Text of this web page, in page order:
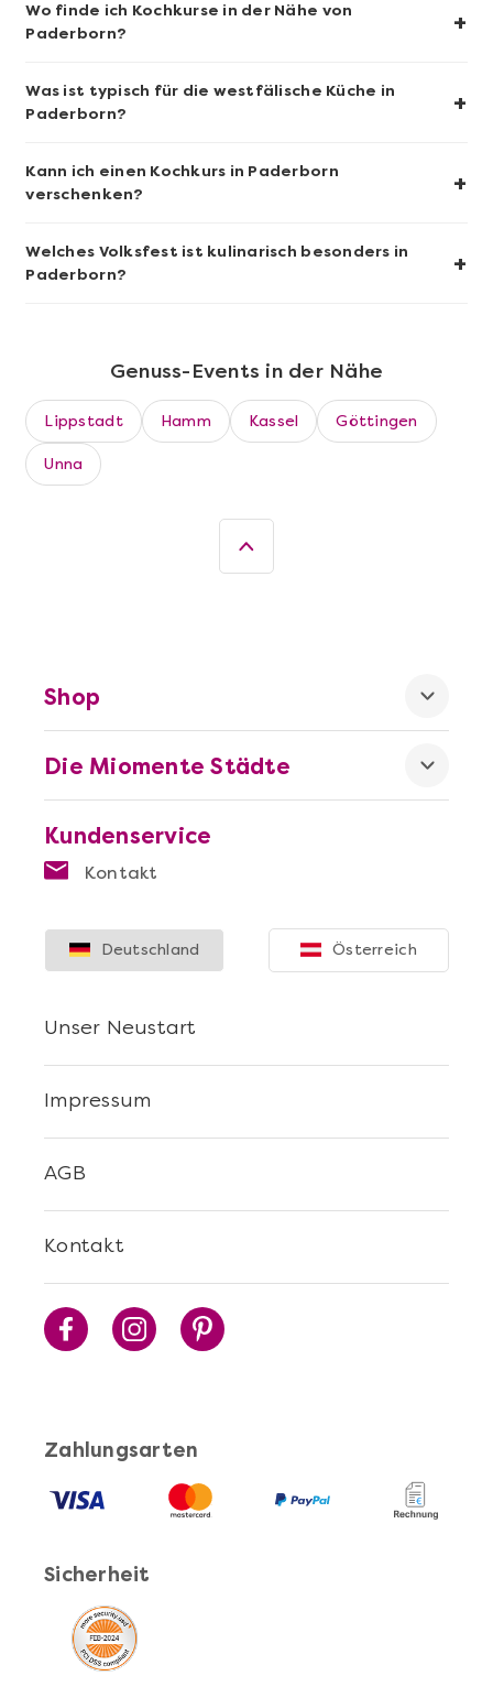
Wein- & Käse-Genuss@Home für 2
Die beste Pizza@Home
Pasta Selber Machen - DIY-Set
Wo finde ich Kochkurse in der Nähe von
Paderborn?
+
Was ist typisch für die westfälische Küche in
Paderborn?
+
Kann ich einen Kochkurs in Paderborn
verschenken?
+
Welches Volksfest ist kulinarisch besonders in
Paderborn?
+
Genuss-Events in der Nähe
Lippstadt Hamm Kassel Göttingen
Unna
Kundenservice
Kontakt
Die Miomente Städte
Shop
Zahlungsarten
Sicherheit
Kontakt
AGB
Impressum
Unser Neustart
Deutschland Österreich